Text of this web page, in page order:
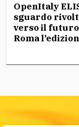
OpenItaly
sguardo
verso il
Roma